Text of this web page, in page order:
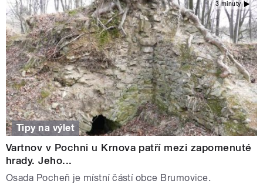
3 minuty
Tipy na výlet
Vartnov v Pochni u Krnova patří mezi zapomenuté
hrady. Jeho...
Osada Pocheň je místní částí obce Brumovice.